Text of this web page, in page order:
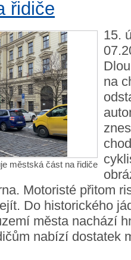
řidiče
městská část na řidiče
15.
na
Motoristé přitom
Do historického
města nachází
nabízí dostatek